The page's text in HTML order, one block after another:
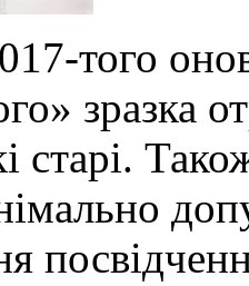
того
зразка
старі.